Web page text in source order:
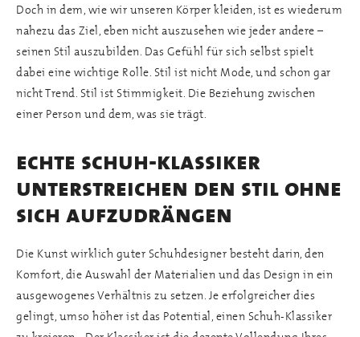
Doch in dem, wie wir unseren Körper kleiden, ist es wiederum
nahezu das Ziel, eben nicht auszusehen wie jeder andere –
seinen Stil auszubilden. Das Gefühl für sich selbst spielt
dabei eine wichtige Rolle. Stil ist nicht Mode, und schon gar
nicht Trend. Stil ist Stimmigkeit. Die Beziehung zwischen
einer Person und dem, was sie trägt.
echte schuh-klassiker
unterstreichen den stil ohne
sich aufzudrängen
Die Kunst wirklich guter Schuhdesigner besteht darin, den
Komfort, die Auswahl der Materialien und das Design in ein
ausgewogenes Verhältnis zu setzen. Je erfolgreicher dies
gelingt, umso höher ist das Potential, einen Schuh-Klassiker